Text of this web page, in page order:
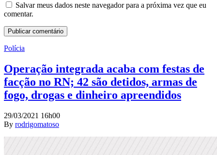
Salvar meus dados neste navegador para a próxima vez que eu
comentar.
Polícia
Operação integrada acaba com festas de
facção no RN; 42 são detidos, armas de
fogo, drogas e dinheiro apreendidos
29/03/2021 16h00
By rodrigomatoso